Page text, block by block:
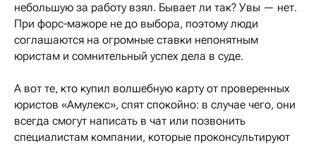
небольшую за работу взял. Бывает ли так? Увы — нет.
При форс-мажоре не до выбора, поэтому люди
соглашаются на огромные ставки непонятным
юристам и сомнительный успех дела в суде.
А вот те, кто купил волшебную карту от проверенных
юристов «Амулекс», спят спокойно: в случае чего, они
всегда смогут написать в чат или позвонить
специалистам компании, которые проконсультируют